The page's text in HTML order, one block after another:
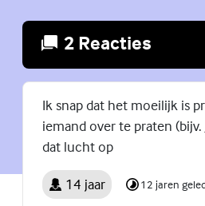
2 Reacties
Ik snap dat het moeilijk is
iemand over te praten (bijv.
dat lucht op
14 jaar 12 jaren